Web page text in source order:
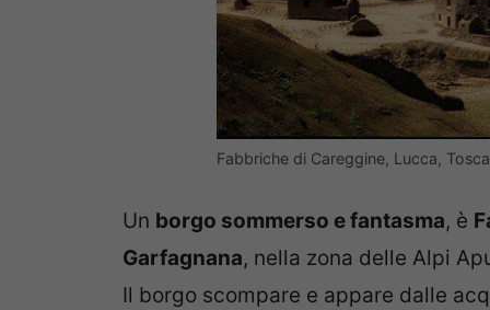
Fabbriche di Careggine, Lucca,
Un borgo sommerso e fantasma, è
Garfagnana, nella zona delle Alpi
Il borgo scompare e appare dalle